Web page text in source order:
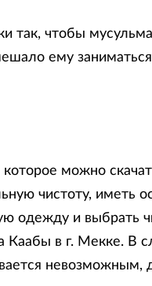
так, чтобы
ему
можно
чистоту, иметь
одежду и выбрать
в г. Мекке. В
невозможным,